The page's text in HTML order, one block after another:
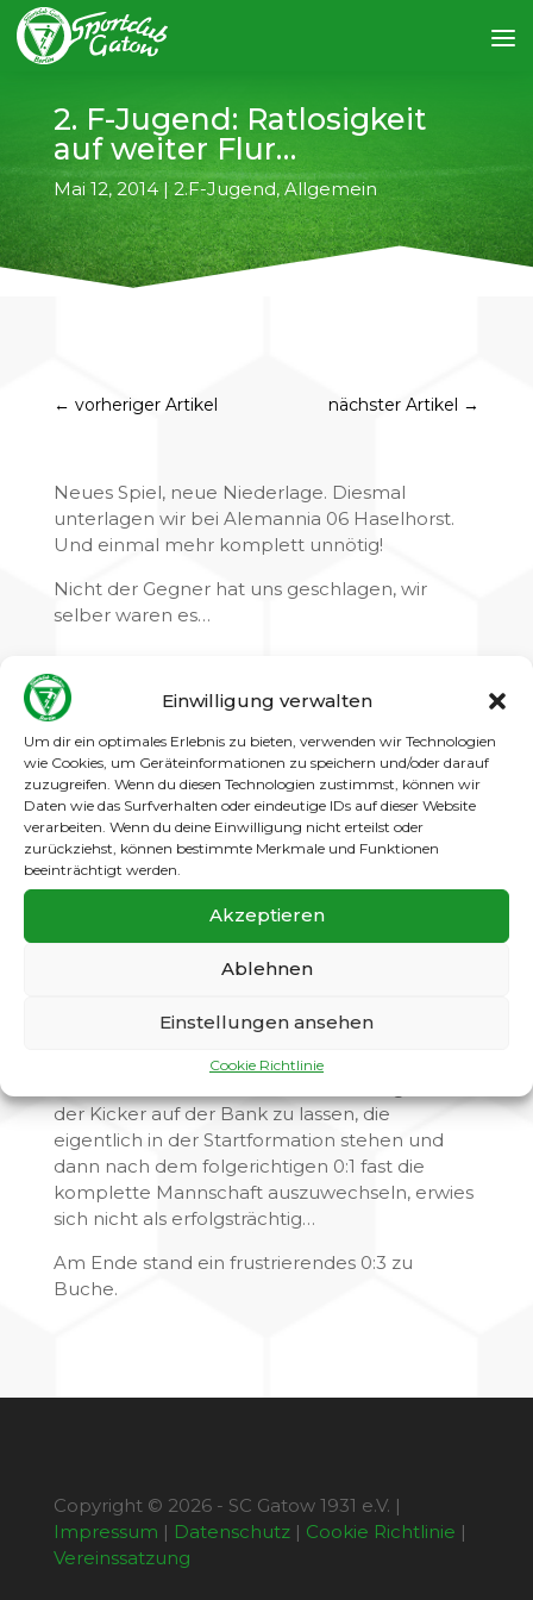
Einwilligung verwalten
Um dir ein optimales Erlebnis zu bieten, verwenden wir Technologien
wie Cookies, um Geräteinformationen zu speichern und/oder darauf
zuzugreifen. Wenn du diesen Technologien zustimmst, können wir
Daten wie das Surfverhalten oder eindeutige IDs auf dieser Website
verarbeiten. Wenn du deine Einwilligung nicht erteilst oder
zurückziehst, können bestimmte Merkmale und Funktionen
beeinträchtigt werden.
Akzeptieren
Ablehnen
Einstellungen ansehen
Cookie Richtlinie
2. F-Jugend: Ratlosigkeit
auf weiter Flur…
Mai 12, 2014| 2.F-Jugend,Allgemein
← vorheriger Artikel nächster Artikel →
Neues Spiel, neue Niederlage. Diesmal
unterlagen wir bei Alemannia 06 Haselhorst.
Und einmal mehr komplett unnötig!
Nicht der Gegner hat uns geschlagen, wir
selber waren es…
Seit längerer Zeit spielen die Jungs nicht mehr
miteinander, sondern jeder für sich. Pässe sind
Mangelware – und wenn sie doch hin und
wieder kommen, werden sie nicht verwertet.
Der letzte Wille (beim Gegner vorhanden!) ist
nicht (mehr) da. Nach dem Motto: „Man kann
zum Ball gehen, muss man aber nicht“ wird
abwartender, zurückhaltender Fußball
gespielt. Fast schon höflich bitten die Gatower
Jungs ihre Gegenüber, doch das Spielgerät zu
nehmen. Was diese dann auch dankend tun.
anders. Als ob sie nicht mehr motiviert sind.
der Kicker auf der Bank zu lassen, die
eigentlich in der Startformation stehen und
dann nach dem folgerichtigen 0:1 fast die
komplette Mannschaft auszuwechseln, erwies
sich nicht als erfolgsträchtig…
Am Ende stand ein frustrierendes 0:3 zu
Buche.
Copyright © 2026 - SC Gatow 1931 e.V. |
Impressum | Datenschutz| Cookie Richtlinie |
Vereinssatzung